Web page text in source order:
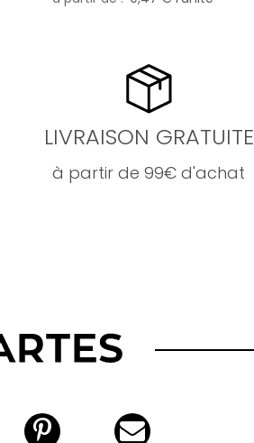
LIVRAISON GRATUITE
à partir de 99€ d'achat